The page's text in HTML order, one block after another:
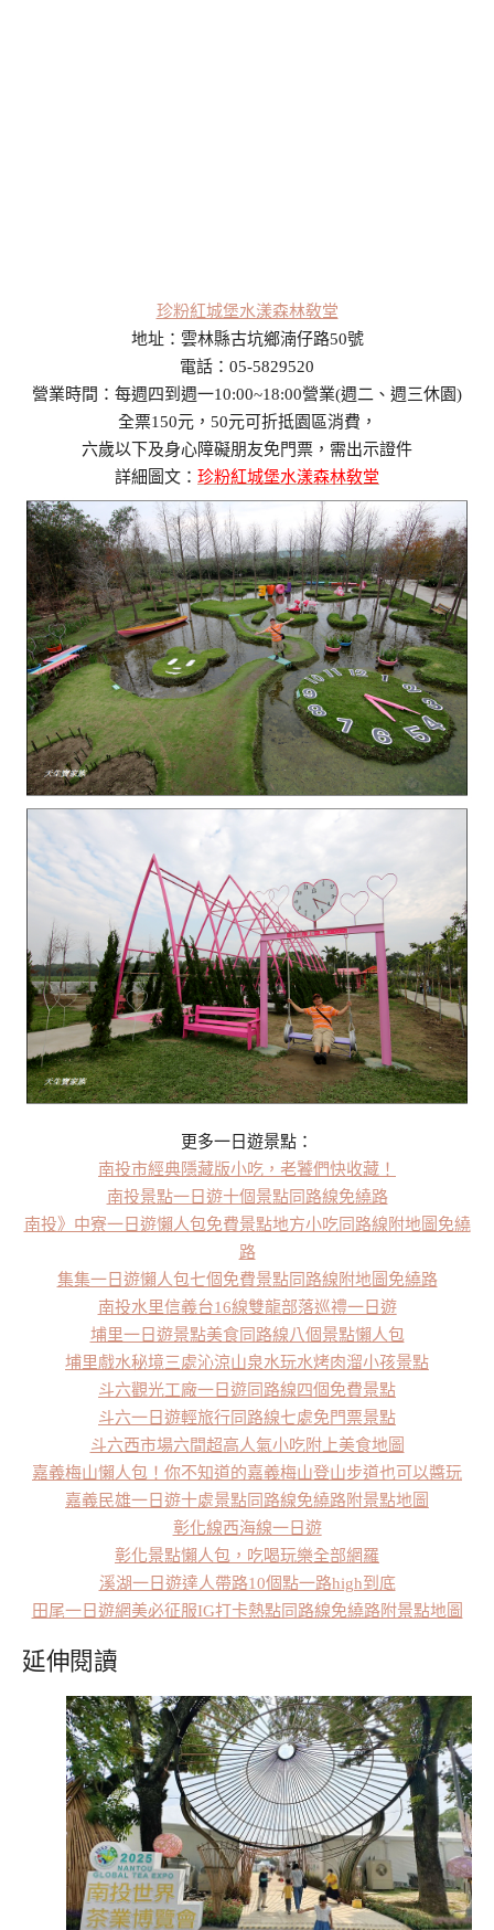
珍粉紅城堡水漾森林敎堂
地址：雲林縣古坑鄉湳仔路50號
電話：05-5829520
營業時間：每週四到週一10:00~18:00營業(週二、週三休園)
全票150元，50元可折抵園區消費，
六歲以下及身心障礙朋友免門票，需出示證件
詳細圖文： 珍粉紅城堡水漾森林敎堂
更多一日遊景點：
南投市經典隱藏版小吃，老饕們快收藏！
南投景點一日遊十個景點同路線免繞路
南投》中寮一日遊懶人包免費景點地方小吃同路線附地圖免繞
路
集集一日遊懶人包七個免費景點同路線附地圖免繞路
南投水里信義台16線雙龍部落巡禮一日遊
埔里一日遊景點美食同路線八個景點懶人包
埔里戲水秘境三處沁涼山泉水玩水烤肉溜小孩景點
斗六觀光工廠一日遊同路線四個免費景點
斗六一日遊輕旅行同路線七處免門票景點
斗六西市場六間超高人氣小吃附上美食地圖
嘉義梅山懶人包！你不知道的嘉義梅山登山步道也可以醬玩
嘉義民雄一日遊十處景點同路線免繞路附景點地圖
彰化線西海線一日遊
彰化景點懶人包，吃喝玩樂全部網羅
溪湖一日遊達人帶路10個點一路high到底
田尾一日遊網美必征服IG打卡熱點同路線免繞路附景點地圖
延伸閱讀